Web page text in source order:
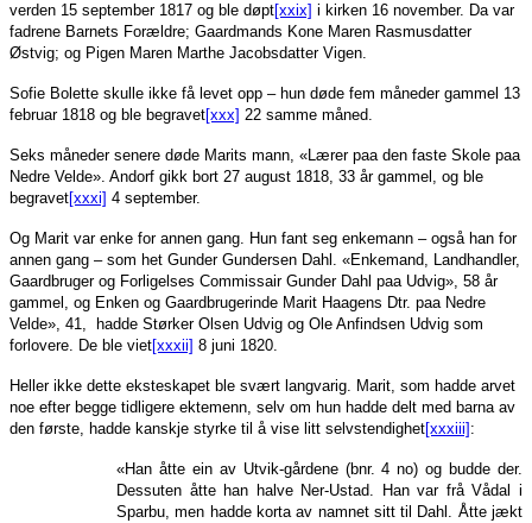
verden 15 september 1817 og ble døpt[xxix] i kirken 16 november. Da var
fadrene Barnets Forældre; Gaardmands Kone Maren Rasmusdatter
Østvig; og Pigen Maren Marthe Jacobsdatter Vigen.
Sofie Bolette skulle ikke få levet opp – hun døde fem måneder gammel 13
februar 1818 og ble begravet[xxx] 22 samme måned.
Seks måneder senere døde Marits mann, «Lærer paa den faste Skole paa
Nedre Velde». Andorf gikk bort 27 august 1818, 33 år gammel, og ble
begravet[xxxi] 4 september.
Og Marit var enke for annen gang. Hun fant seg enkemann – også han for
annen gang – som het Gunder Gundersen Dahl. «Enkemand, Landhandler,
Gaardbruger og Forligelses Commissair Gunder Dahl paa Udvig», 58 år
gammel, og Enken og Gaardbrugerinde Marit Haagens Dtr. paa Nedre
Velde», 41, hadde Størker Olsen Udvig og Ole Anfindsen Udvig som
forlovere. De ble viet[xxxii] 8 juni 1820.
Heller ikke dette eksteskapet ble svært langvarig. Marit, som hadde arvet
noe efter begge tidligere ektemenn, selv om hun hadde delt med barna av
den første, hadde kanskje styrke til å vise litt selvstendighet[xxxiii] :
«Han åtte ein av Utvik-gårdene (bnr. 4 no) og budde der.
Dessuten åtte han halve Ner-Ustad. Han var frå Vådal i
Sparbu, men hadde korta av namnet sitt til Dahl. Åtte jækt